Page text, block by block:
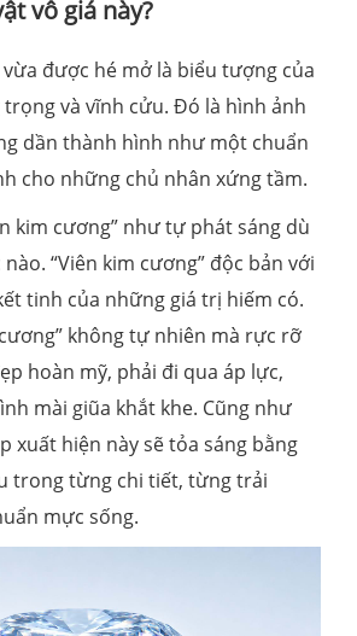
vô giá này?
được hé mở là biểu tượng của
và vĩnh cửu. Đó là hình ảnh
dần thành hình như một chuẩn
cho những chủ nhân xứng tầm.
kim cương” như tự phát sáng dù
“Viên kim cương” độc bản với
tinh của những giá trị hiếm có.
không tự nhiên mà rực rỡ
hoàn mỹ, phải đi qua áp lực,
mài giũa khắt khe. Cũng như
xuất hiện này sẽ tỏa sáng bằng
trong từng chi tiết, từng trải
mực sống.